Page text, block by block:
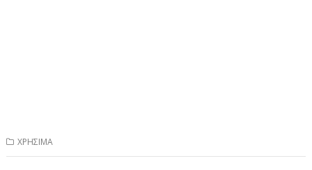
ΧΡΗΣΙΜΑ